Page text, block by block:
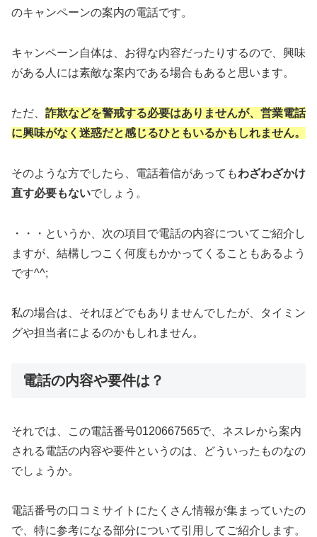
のキャンペーンの案内の電話です。
キャンペーン自体は、お得な内容だったりするので、興味
がある人には素敵な案内である場合もあると思います。
ただ、 詐欺などを警戒する必要はありませんが、営業電話
に興味がなく迷惑だと感じるひともいるかもしれません。
そのような方でしたら、電話着信があってもわざわざかけ
直す必要もないでしょう。
・・・というか、次の項目で電話の内容についてご紹介し
ますが、結構しつこく何度もかかってくることもあるよう
です^^;
私の場合は、それほどでもありませんでしたが、タイミン
グや担当者によるのかもしれません。
電話の内容や要件は？
それでは、この電話番号0120667565で、ネスレから案内
される電話の内容や要件というのは、どういったものなの
でしょうか。
電話番号の口コミサイトにたくさん情報が集まっていたの
で、特に参考になる部分について引用してご紹介します。